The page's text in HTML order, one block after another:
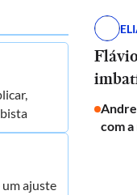
ajuste
com